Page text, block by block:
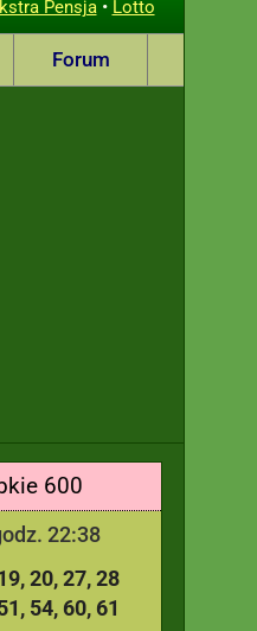
Pensja• Lotto
Forum
600
22:38
20 27 28
54 60 61